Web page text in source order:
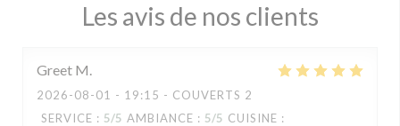
Les avis de nos clients
Greet M
2026-08-01 - 19:15 - COUVERTS 2
SERVICE : 5/5 AMBIANCE : 5/5 CUISINE :